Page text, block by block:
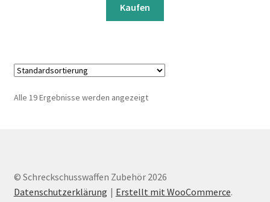
Kaufen
Alle 19 Ergebnisse werden angezeigt
© Schreckschusswaffen Zubehör 2026
Datenschutzerklärung
Erstellt mit WooCommerce.